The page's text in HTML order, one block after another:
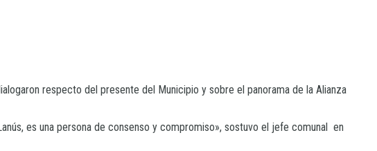
respecto del presente del Municipio y sobre el panorama de la Alianza
es una persona de consenso y compromiso», sostuvo el jefe comunal en